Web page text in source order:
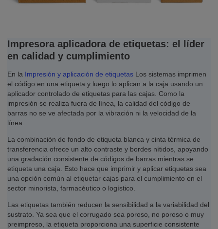
Impresora aplicadora de etiquetas: el líder
en calidad y cumplimiento
En la Impresión y aplicación de etiquetas Los sistemas imprimen
el código en una etiqueta y luego lo aplican a la caja usando un
aplicador controlado de etiquetas para las cajas. Como la
impresión se realiza fuera de línea, la calidad del código de
barras no se ve afectada por la vibración ni la velocidad de la
línea.
La combinación de fondo de etiqueta blanca y cinta térmica de
transferencia ofrece un alto contraste y bordes nítidos, apoyando
una gradación consistente de códigos de barras mientras se
etiqueta una caja. Esto hace que imprimir y aplicar etiquetas sea
una opción común al etiquetar cajas para el cumplimiento en el
sector minorista, farmacéutico o logístico.
Las etiquetas también reducen la sensibilidad a la variabilidad del
sustrato. Ya sea que el corrugado sea poroso, no poroso o muy
preimpreso, la etiqueta proporciona una superficie consistente